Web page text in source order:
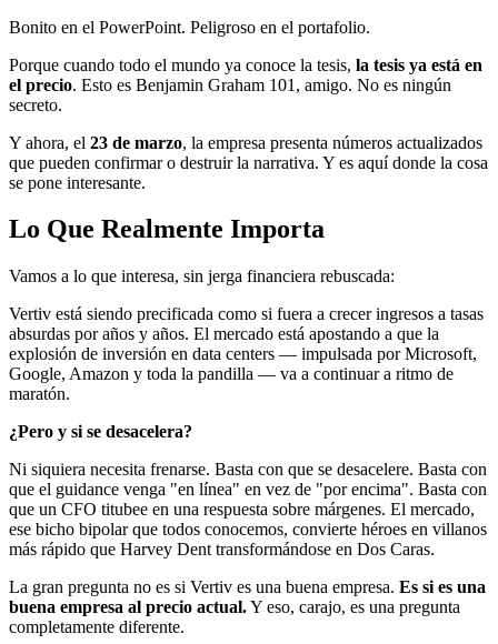
Bonito en el PowerPoint. Peligroso en el portafolio.
Porque cuando todo el mundo ya conoce la tesis, la tesis ya está en
el precio. Esto es Benjamin Graham 101, amigo. No es ningún
secreto.
Y ahora, el 23 de marzo, la empresa presenta números actualizados
que pueden confirmar o destruir la narrativa. Y es aquí donde la cosa
se pone interesante.
Lo Que Realmente Importa
Vamos a lo que interesa, sin jerga financiera rebuscada:
Vertiv está siendo precificada como si fuera a crecer ingresos a tasas
absurdas por años y años. El mercado está apostando a que la
explosión de inversión en data centers — impulsada por Microsoft,
Google, Amazon y toda la pandilla — va a continuar a ritmo de
maratón.
¿Pero y si se desacelera?
Ni siquiera necesita frenarse. Basta con que se desacelere. Basta con
que el guidance venga "en línea" en vez de "por encima". Basta con
que un CFO titubee en una respuesta sobre márgenes. El mercado,
ese bicho bipolar que todos conocemos, convierte héroes en villanos
más rápido que Harvey Dent transformándose en Dos Caras.
La gran pregunta no es si Vertiv es una buena empresa. Es si es una
buena empresa al precio actual.Y eso, carajo, es una pregunta
completamente diferente.